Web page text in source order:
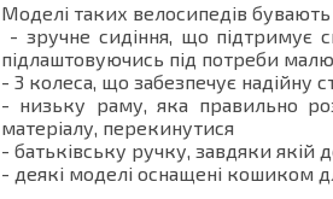
Моделі таких велосипедів
- зручне сидіння, що підтримує
підлаштовуючись під потреби
- 3 колеса, що забезпечує надійну
- низьку раму, яка правильно
матеріалу, перекинутися
- батьківську ручку, завдяки
- деякі моделі оснащені кошиком